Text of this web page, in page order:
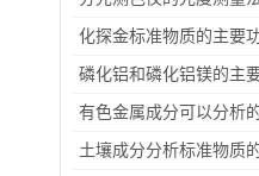
磷化铝和磷化铝镁的主